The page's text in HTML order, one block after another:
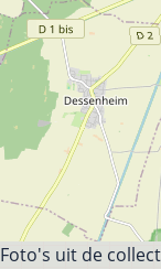
Foto's uit de